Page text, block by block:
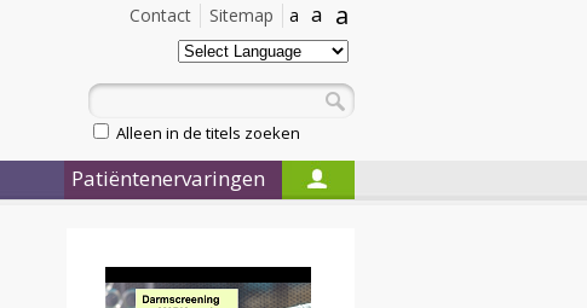
a
a
a
Sitemap
Contact
Alleen in de titels zoeken
Patiëntenervaringen